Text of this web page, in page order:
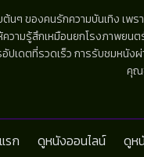
ๆ ของคนรักความบันเทิง เพร
วามรู้สึกเหมือนยกโรงภาพยน
เดตที่รวดเร็ว การรับชมหนัง
คุณ
รก ดูหนังออนไลน์ ดูห